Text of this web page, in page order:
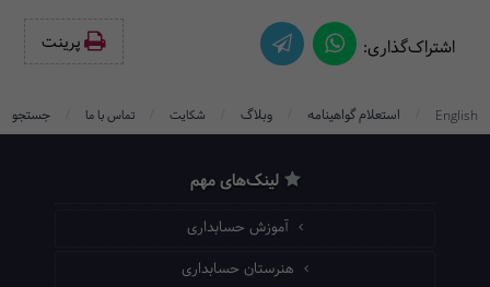
اشتراک‌گذاری: پرینت‌
English استعلام گواهینامه وبلاگ شکایت تماس با ما جستجو
لینک‌های مهم
آموزش حسابداری
هنرستان حسابداری